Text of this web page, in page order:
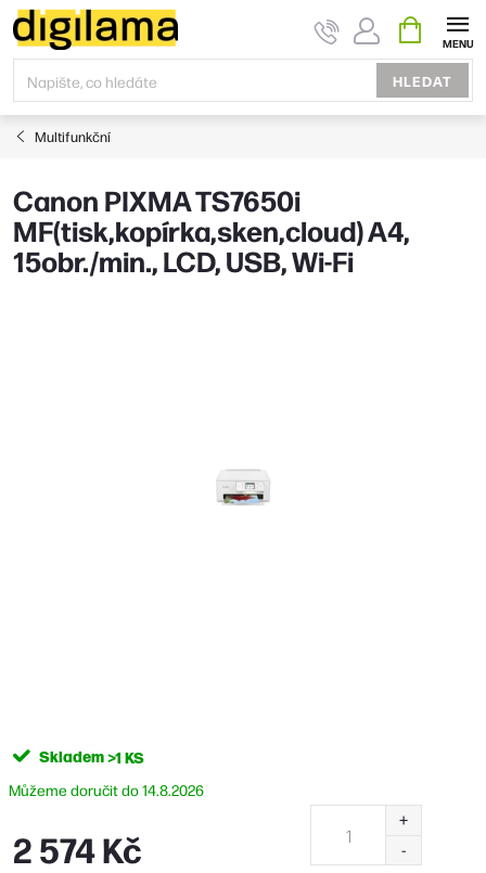
Přejít
na
obsah
HLEDAT
KOŠÍK
Multifunkční
Canon PIXMA TS7650i
MF(tisk,kopírka,sken,cloud) A4,
15obr./min., LCD, USB, Wi-Fi
Skladem>1 KS
14.8.2026
2 574 Kč